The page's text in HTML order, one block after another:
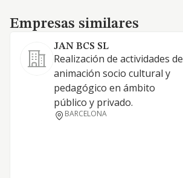
Empresas similares
Empresas similares
JAN BCS SL
Realización de actividades de
animación socio cultural y
pedagógico en ámbito
público y privado.
BARCELONA